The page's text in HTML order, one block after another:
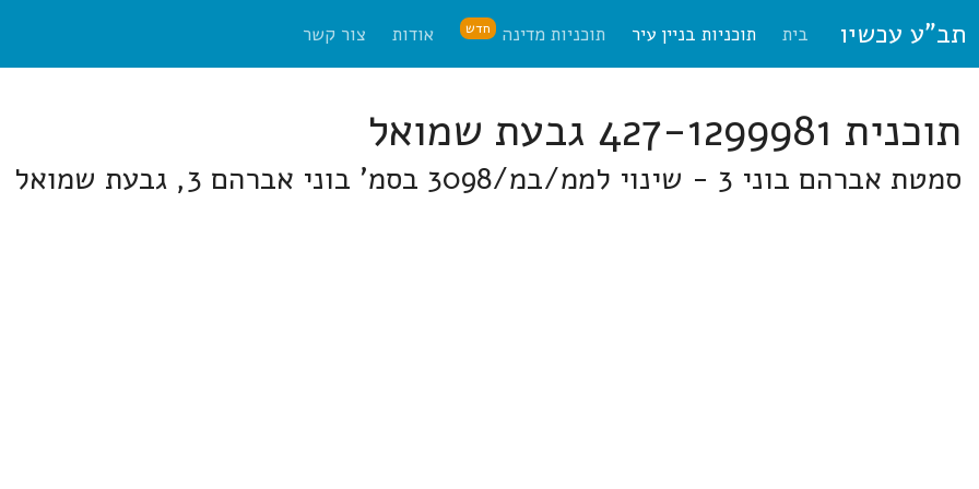
תב"ע עכשיו בית תוכניות בניין עיר תוכניות מדינה חדש אודות צור קשר
תוכנית 427-1299981 גבעת שמואל
סמטת אברהם בוני 3 - שינוי לממ/במ/3098 בסמ' בוני אברהם 3, גבעת שמואל